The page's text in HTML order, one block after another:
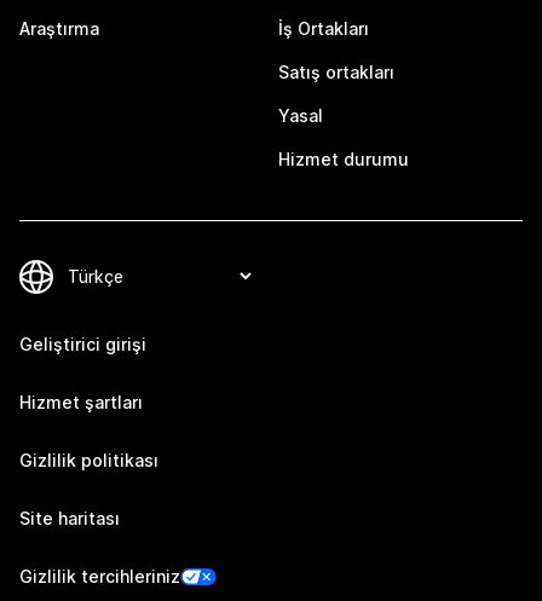
Araştırma İş Ortakları
Satış ortakları
Yasal
Hizmet durumu
Geliştirici girişi
Hizmet şartları
Gizlilik politikası
Site haritası
Gizlilik tercihleriniz